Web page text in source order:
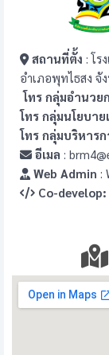
สถานที่ตั้ง : โร
อำเภอพุทไธสง จั
โทร กลุ่มอำนวย
โทร กลุ่มนโยบา
โทร กลุ่มบริหาร
อีเมล :
Web Admin :
Co-develop: